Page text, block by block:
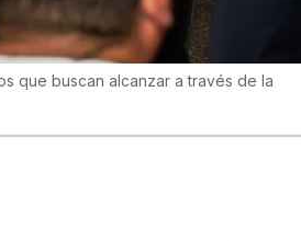
que buscan alcanzar a través de la